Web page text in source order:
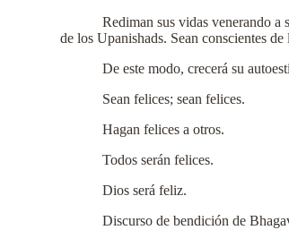
Rediman sus vidas venerando a
de los Upanishads. Sean conscientes
De este modo, crecerá su
Sean felices; sean felices.
Hagan felices a otros.
Todos serán felices.
Dios será feliz.
Discurso de bendición de